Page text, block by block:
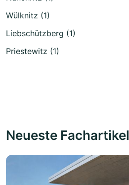
Wülknitz (1)
Liebschützberg (1)
Priestewitz (1)
Neueste Fachartikel